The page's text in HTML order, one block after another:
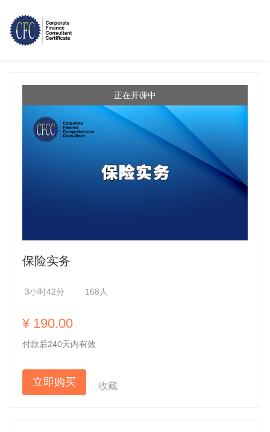
正在开课中
保险实务
3小时42分 168人
¥ 190.00
付款后240天内有效
立即购买 收藏